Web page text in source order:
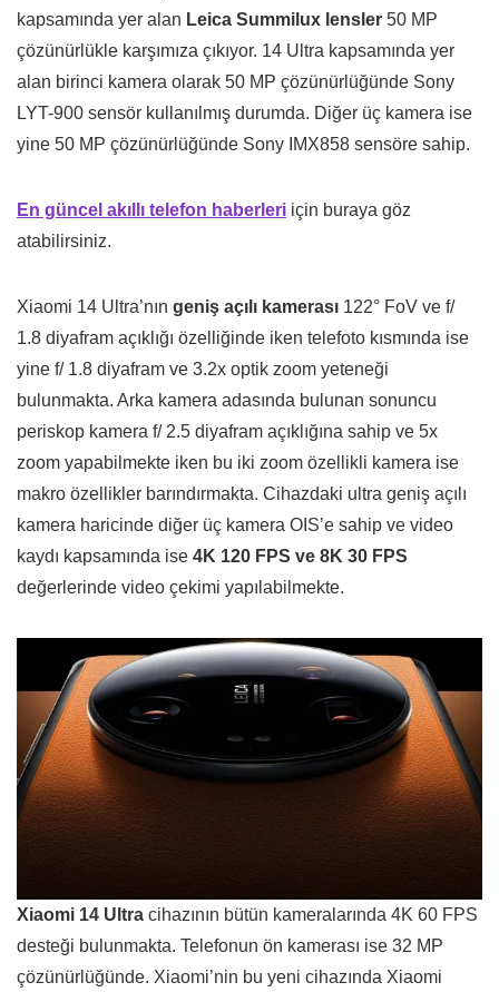
kapsamında yer alan Leica Summilux lensler 50 MP
çözünürlükle karşımıza çıkıyor. 14 Ultra kapsamında yer
alan birinci kamera olarak 50 MP çözünürlüğünde Sony
LYT-900 sensör kullanılmış durumda. Diğer üç kamera ise
yine 50 MP çözünürlüğünde Sony IMX858 sensöre sahip.
En güncel akıllı telefon haberleri için buraya göz
atabilirsiniz.
Xiaomi 14 Ultra’nın geniş açılı kamerası 122° FoV ve f/
1.8 diyafram açıklığı özelliğinde iken telefoto kısmında ise
yine f/ 1.8 diyafram ve 3.2x optik zoom yeteneği
bulunmakta. Arka kamera adasında bulunan sonuncu
periskop kamera f/ 2.5 diyafram açıklığına sahip ve 5x
zoom yapabilmekte iken bu iki zoom özellikli kamera ise
makro özellikler barındırmakta. Cihazdaki ultra geniş açılı
kamera haricinde diğer üç kamera OIS’e sahip ve video
kaydı kapsamında ise 4K 120 FPS ve 8K 30 FPS
değerlerinde video çekimi yapılabilmekte.
Xiaomi 14 Ultra cihazının bütün kameralarında 4K 60 FPS
desteği bulunmakta. Telefonun ön kamerası ise 32 MP
çözünürlüğünde. Xiaomi’nin bu yeni cihazında Xiaomi